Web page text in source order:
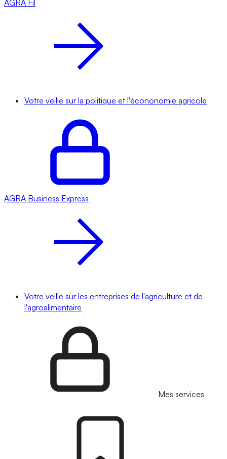
AGRA Fil
Votre veille sur la politique et l'écononomie agricole
AGRA Business Express
Votre veille sur les entreprises de l'agriculture et de
l'agroalimentaire
Mes services